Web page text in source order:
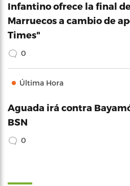
Infantino ofrece la final
Marruecos a cambio de
Times"
0
Última Hora
Aguada irá contra
BSN
0